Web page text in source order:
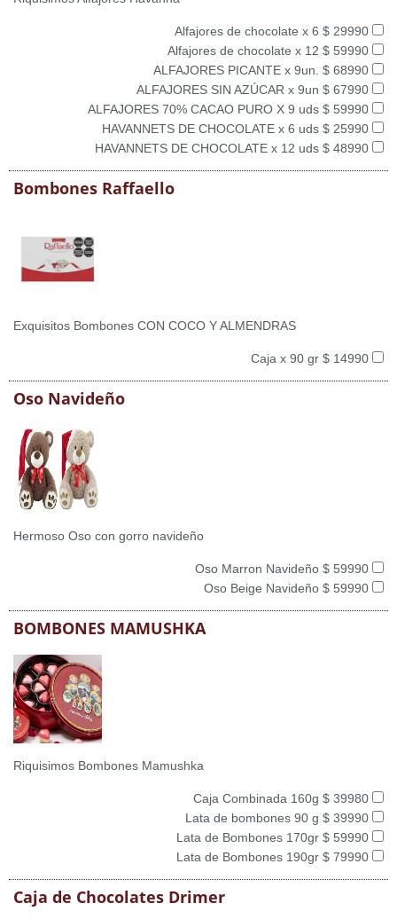
Alfajores de chocolate x 6 $ 29990
Alfajores de chocolate x 12 $ 59990
ALFAJORES PICANTE x 9un. $ 68990
ALFAJORES SIN AZÚCAR x 9un $ 67990
ALFAJORES 70% CACAO PURO X 9 uds $ 59990
HAVANNETS DE CHOCOLATE x 6 uds $ 25990
HAVANNETS DE CHOCOLATE x 12 uds $ 48990
Bombones Raffaello
Exquisitos Bombones CON COCO Y ALMENDRAS
Caja x 90 gr $ 14990
Oso Navideño
Hermoso Oso con gorro navideño
Oso Marron Navideño $ 59990
Oso Beige Navideño $ 59990
BOMBONES MAMUSHKA
Riquisimos Bombones Mamushka
Caja Combinada 160g $ 39980
Lata de bombones 90 g $ 39990
Lata de Bombones 170gr $ 59990
Lata de Bombones 190gr $ 79990
Caja de Chocolates Drimer